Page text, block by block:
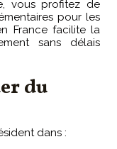
vous profitez de
pour les
France facilite la
sans délais
du
dans :